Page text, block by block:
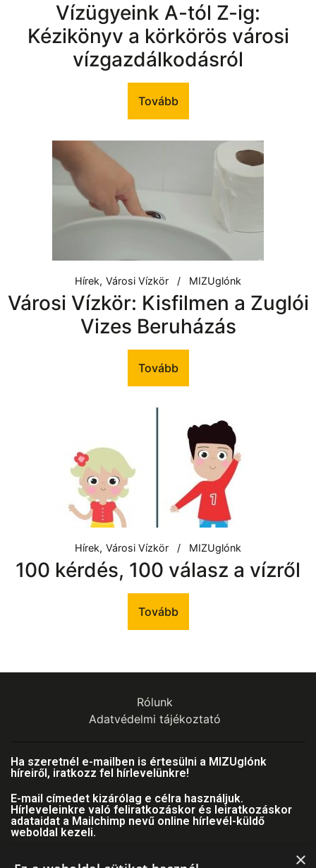
Vízügyeink A-tól Z-ig:
Kézikönyv a körkörös városi
vízgazdálkodásról
Tovább
Hírek Városi Vízkör MIZUglónk
Városi Vízkör: Kisfilmen a Zuglói
Vizes Beruházás
Tovább
Hírek Városi Vízkör MIZUglónk
100 kérdés, 100 válasz a vízről
Tovább
Rólunk
Adatvédelmi tájékoztató
Ha szeretnél e-mailben is értesülni a MIZUglónk
híreiről, iratkozz fel hírlevelünkre!
E-mail címedet kizárólag e célra használjuk.
Hírleveleinkre való feliratkozáskor és leiratkozáskor
adataidat a Mailchimp nevű online hírlevél-küldő
weboldal kezeli.
×